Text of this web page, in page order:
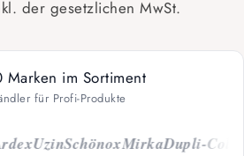
der gesetzlichen MwSt.
Marken im Sortiment
für Profi-Produkte
UzinSchönoxMirkaDupli-Color